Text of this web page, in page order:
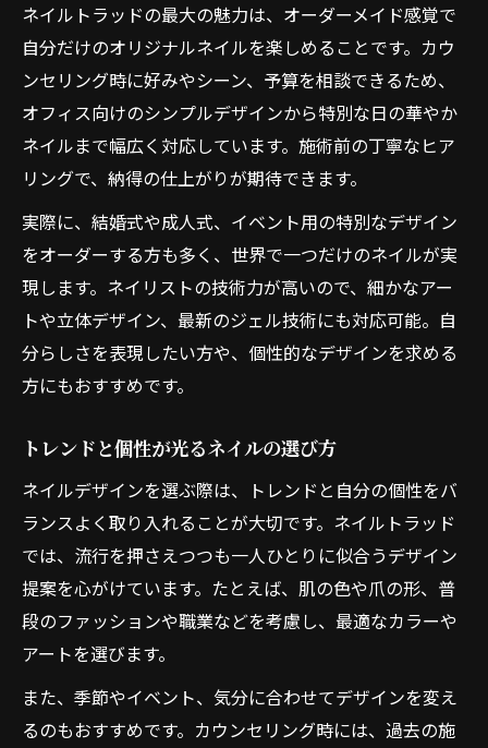
ネイルトラッドの最大の魅力は、オーダーメイド感覚で
自分だけのオリジナルネイルを楽しめることです。カウ
ンセリング時に好みやシーン、予算を相談できるため、
オフィス向けのシンプルデザインから特別な日の華やか
ネイルまで幅広く対応しています。施術前の丁寧なヒア
リングで、納得の仕上がりが期待できます。
実際に、結婚式や成人式、イベント用の特別なデザイン
をオーダーする方も多く、世界で一つだけのネイルが実
現します。ネイリストの技術力が高いので、細かなアー
トや立体デザイン、最新のジェル技術にも対応可能。自
分らしさを表現したい方や、個性的なデザインを求める
方にもおすすめです。
トレンドと個性が光るネイルの選び方
ネイルデザインを選ぶ際は、トレンドと自分の個性をバ
ランスよく取り入れることが大切です。ネイルトラッド
では、流行を押さえつつも一人ひとりに似合うデザイン
提案を心がけています。たとえば、肌の色や爪の形、普
段のファッションや職業などを考慮し、最適なカラーや
アートを選びます。
また、季節やイベント、気分に合わせてデザインを変え
るのもおすすめです。カウンセリング時には、過去の施